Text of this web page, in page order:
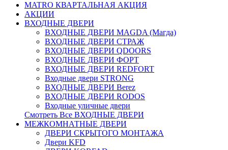
MATRO КВАРТАЛЬНАЯ АКЦИЯ
АКЦИИ
ВХОДНЫЕ ДВЕРИ
ВХОДНЫЕ ДВЕРИ МAGDA (Магда)
ВХОДНЫЕ ДВЕРИ СТРАЖ
ВХОДНЫЕ ДВЕРИ QDOORS
ВХОДНЫЕ ДВЕРИ ФОРТ
ВХОДНЫЕ ДВЕРИ REDFORT
Входные двери STRONG
ВХОДНЫЕ ДВЕРИ Berez
ВХОДНЫЕ ДВЕРИ RODOS
Входные уличные двери
Смотреть Все ВХОДНЫЕ ДВЕРИ
МЕЖКОМНАТНЫЕ ДВЕРИ
ДВЕРИ СКРЫТОГО МОНТАЖА
Двери KFD